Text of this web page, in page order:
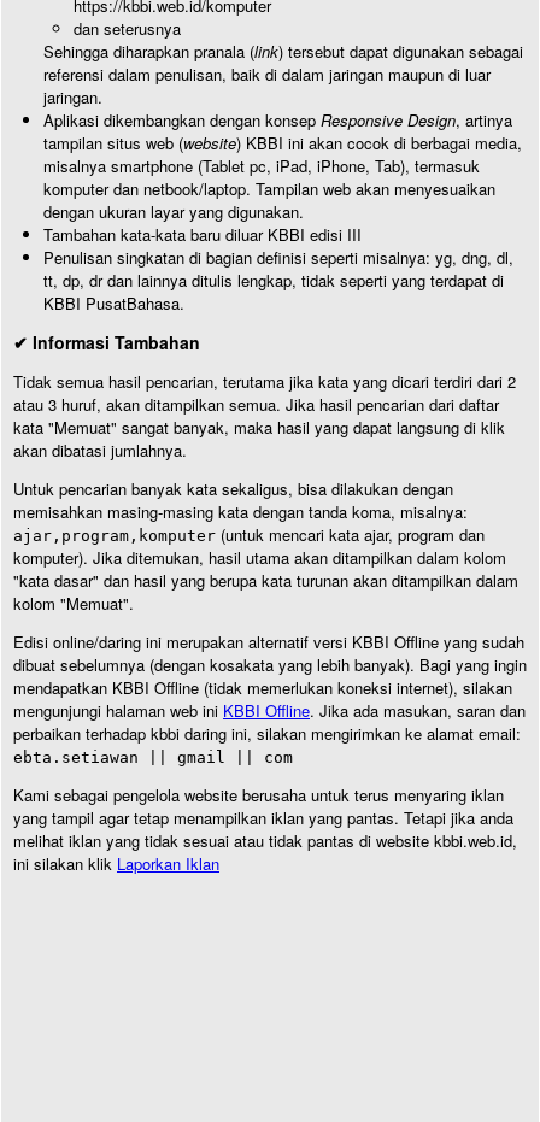
https://kbbi.web.id/komputer
dan seterusnya
Sehingga diharapkan pranala (link) tersebut dapat digunakan sebagai
referensi dalam penulisan, baik di dalam jaringan maupun di luar
jaringan.
Aplikasi dikembangkan dengan konsep Responsive Design, artinya
tampilan situs web (website) KBBI ini akan cocok di berbagai media,
misalnya smartphone (Tablet pc, iPad, iPhone, Tab), termasuk
komputer dan netbook/laptop. Tampilan web akan menyesuaikan
dengan ukuran layar yang digunakan.
Tambahan kata-kata baru diluar KBBI edisi III
Penulisan singkatan di bagian definisi seperti misalnya: yg, dng, dl,
tt, dp, dr dan lainnya ditulis lengkap, tidak seperti yang terdapat di
KBBI PusatBahasa.
✔ Informasi Tambahan
Tidak semua hasil pencarian, terutama jika kata yang dicari terdiri dari 2
atau 3 huruf, akan ditampilkan semua. Jika hasil pencarian dari daftar
kata "Memuat" sangat banyak, maka hasil yang dapat langsung di klik
akan dibatasi jumlahnya.
Untuk pencarian banyak kata sekaligus, bisa dilakukan dengan
memisahkan masing-masing kata dengan tanda koma, misalnya:
ajar,program,komputer (untuk mencari kata ajar, program dan
komputer). Jika ditemukan, hasil utama akan ditampilkan dalam kolom
"kata dasar" dan hasil yang berupa kata turunan akan ditampilkan dalam
kolom "Memuat".
Edisi online/daring ini merupakan alternatif versi KBBI Offline yang sudah
dibuat sebelumnya (dengan kosakata yang lebih banyak). Bagi yang ingin
mendapatkan KBBI Offline (tidak memerlukan koneksi internet), silakan
mengunjungi halaman web ini KBBI Offline. Jika ada masukan, saran dan
perbaikan terhadap kbbi daring ini, silakan mengirimkan ke alamat email:
ebta.setiawan || gmail || com
Kami sebagai pengelola website berusaha untuk terus menyaring iklan
yang tampil agar tetap menampilkan iklan yang pantas. Tetapi jika anda
melihat iklan yang tidak sesuai atau tidak pantas di website kbbi.web.id,
ini silakan klik Laporkan Iklan